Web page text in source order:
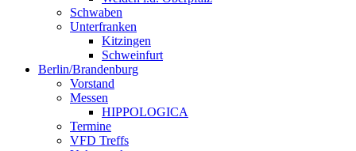
Schwaben
Unterfranken
Kitzingen
Schweinfurt
Berlin/Brandenburg
Vorstand
Messen
HIPPOLOGICA
Termine
VFD Treffs